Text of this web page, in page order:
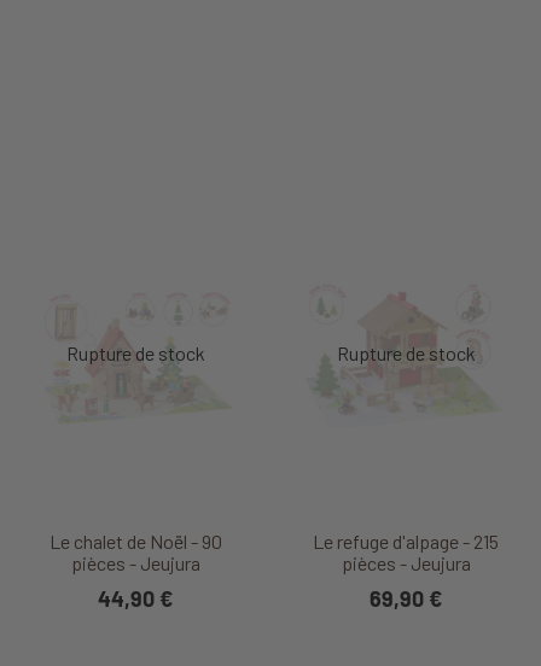
Le chalet de Noël - 90
pièces - Jeujura
44,90 €
Le refuge d'alpage - 215
pièces - Jeujura
69,90 €